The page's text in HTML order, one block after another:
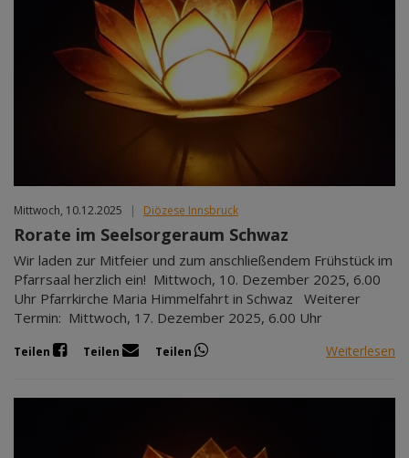
Mittwoch, 10.12.2025 | Diözese Innsbruck
Rorate im Seelsorgeraum Schwaz
Wir laden zur Mitfeier und zum anschließendem Frühstück im
Pfarrsaal herzlich ein! Mittwoch, 10. Dezember 2025, 6.00
Uhr Pfarrkirche Maria Himmelfahrt in Schwaz Weiterer
Termin: Mittwoch, 17. Dezember 2025, 6.00 Uhr
Teilen Teilen Teilen Weiterlesen